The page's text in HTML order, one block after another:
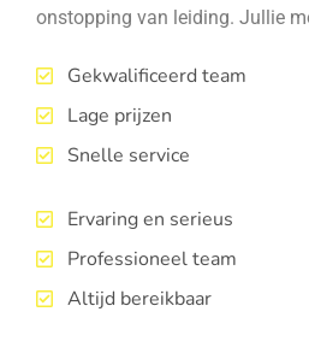
onstopping van leiding. Jullie
Gekwalificeerd team
Lage prijzen
Snelle service
Ervaring en serieus
Professioneel team
Altijd bereikbaar